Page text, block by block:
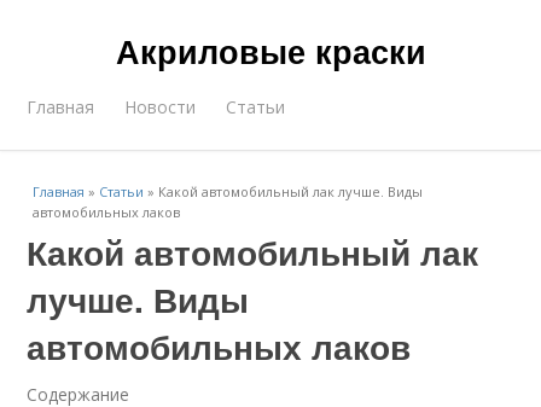
Акриловые краски
Главная Новости Статьи
Главная » Статьи » Какой автомобильный лак лучше. Виды
автомобильных лаков
Какой автомобильный лак
лучше. Виды
автомобильных лаков
Содержание